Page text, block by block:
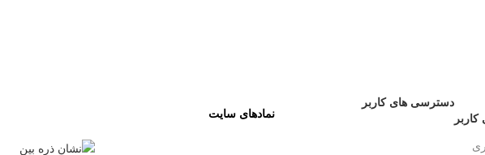
دسترسی های کاربر
نمادهای سایت